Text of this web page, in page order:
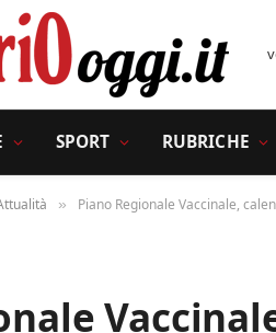
SPORT RUBRICHE
» Piano Regionale Vaccinale,